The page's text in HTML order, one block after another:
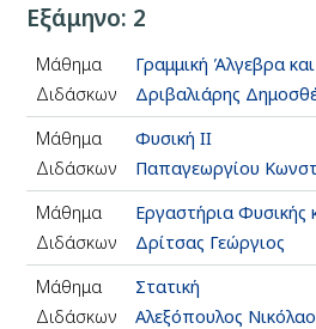
Εξάμηνο: 2
Μάθημα
Γραμμική Άλγεβρα
Διδάσκων
Δριβαλιάρης
Μάθημα
Φυσική ΙΙ
Διδάσκων
Παπαγεωργίου
Μάθημα
Εργαστήρια Φυσικής
Διδάσκων
Δρίτσας Γεώργιος
Μάθημα
Στατική
Διδάσκων
Αλεξόπουλος